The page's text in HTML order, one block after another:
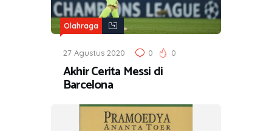
Olahraga
27 Agustus 2020 0 0
Akhir Cerita Messi di
Barcelona